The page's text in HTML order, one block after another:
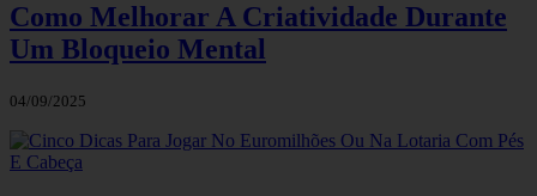
Como Melhorar A Criatividade Durante
Um Bloqueio Mental
04/09/2025